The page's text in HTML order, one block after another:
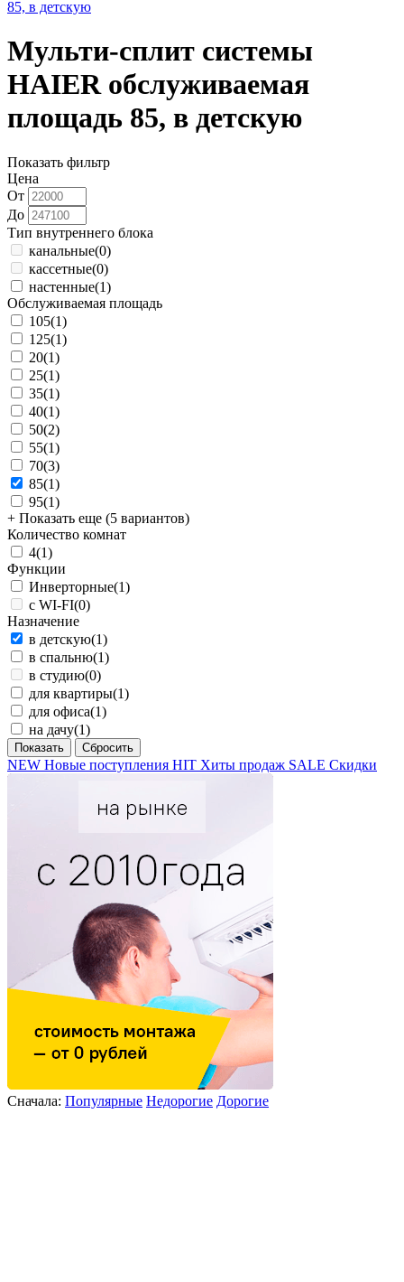
85, в детскую
Мульти-сплит системы
HAIER обслуживаемая
площадь 85, в детскую
Показать фильтр
Цена
От
До
Тип внутреннего блока
канальные(0)
кассетные(0)
настенные(1)
Обслуживаемая площадь
105(1)
125(1)
20(1)
25(1)
35(1)
40(1)
50(2)
55(1)
70(3)
85(1)
95(1)
+ Показать еще (5 вариантов)
Количество комнат
4(1)
Функции
Инверторные(1)
с WI-FI(0)
Назначение
в детскую(1)
в спальню(1)
в студию(0)
для квартиры(1)
для офиса(1)
на дачу(1)
NEW Новые поступления HIT Хиты продаж SALE Скидки
Сначала: Популярные Недорогие Дорогие